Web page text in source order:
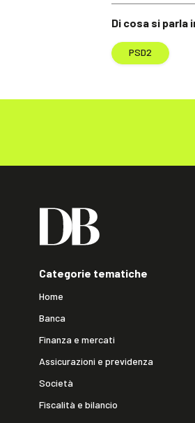
Di cosa si parla
PSD2
Categorie tematiche
Home
Banca
Finanza e mercati
Assicurazioni e previdenza
Società
Fiscalità e bilancio